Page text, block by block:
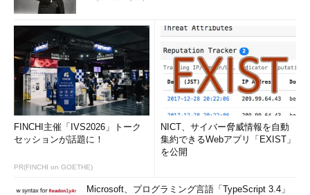
FINCHI主催「IVS2026」トーク
セッションが話題に！
PR(FINCHI on GOETHE)
NICT、サイバー脅威情報を自動
集約できるWebアプリ「EXIST」
を公開
Microsoft、プログラミング言語「TypeScript 3.4」